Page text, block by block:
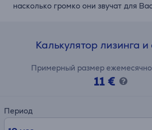
насколько громко они звучат для
Калькулятор лизинга
Примерный размер
11 €
Период